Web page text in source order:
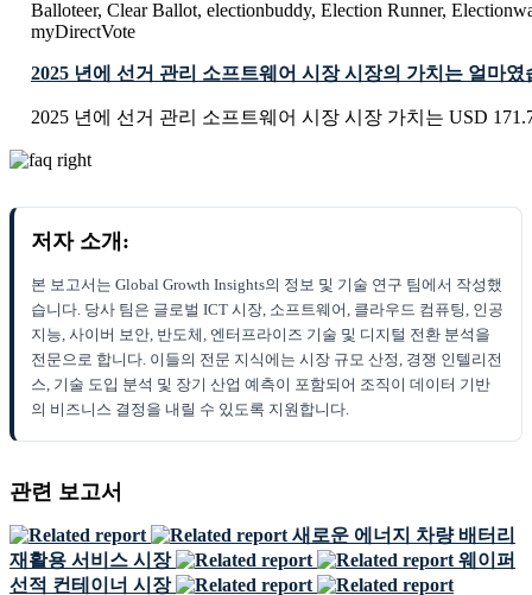
Balloteer, Clear Ballot, electionbuddy, Election Runner,
myDirectVote
2025 년에 선거 관리 소프트웨어 시장 시장의 가치는 얼마였
2025 년에 선거 관리 소프트웨어 시장 시장 가치는 USD
저자 소개:
본 보고서는 Global Growth Insights의 정보 및 기술 연구 팀에서 작성했
습니다. 당사 팀은 글로벌 ICT 시장, 소프트웨어, 클라우드 컴퓨팅, 인공
지능, 사이버 보안, 반도체, 엔터프라이즈 기술 및 디지털 전환 분석을
전문으로 합니다. 이들의 전문 지식에는 시장 규모 산정, 경쟁 인텔리전
스, 기술 도입 분석 및 장기 산업 예측이 포함되어 조직이 데이터 기반
의 비즈니스 결정을 내릴 수 있도록 지원합니다.
관련 보고서
새로운 에너지 차량 배터리
재활용 서비스 시장
웨이퍼
선적 컨테이너 시장